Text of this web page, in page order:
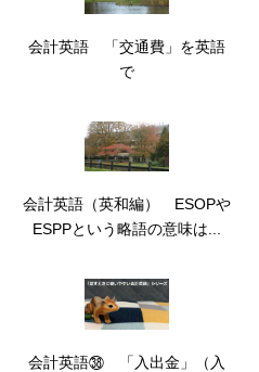
会計英語 「交通費」を英語
で
会計英語（英和編） ESOPや
ESPPという略語の意味は...
会計英語㊳ 「入出金」（入